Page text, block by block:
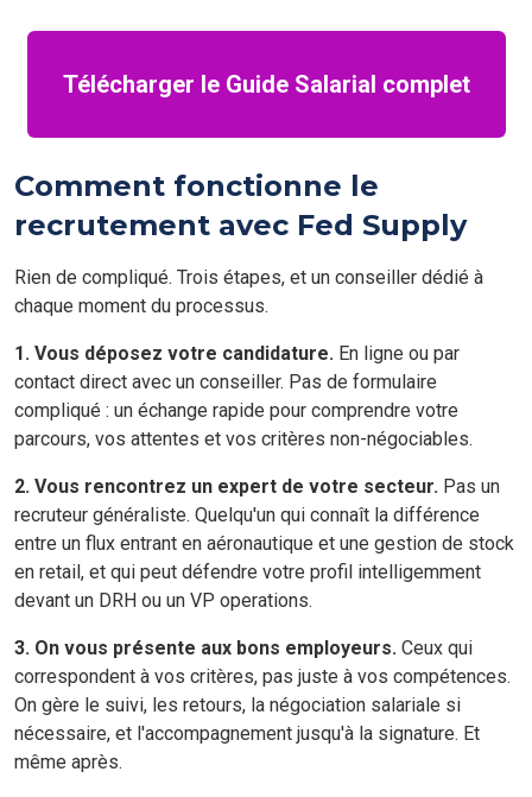
Télécharger le Guide Salarial complet
Comment fonctionne le
recrutement avec Fed Supply
Rien de compliqué. Trois étapes, et un conseiller dédié à
chaque moment du processus.
1. Vous déposez votre candidature. En ligne ou par
contact direct avec un conseiller. Pas de formulaire
compliqué : un échange rapide pour comprendre votre
parcours, vos attentes et vos critères non-négociables.
2. Vous rencontrez un expert de votre secteur. Pas un
recruteur généraliste. Quelqu'un qui connaît la différence
entre un flux entrant en aéronautique et une gestion de stock
en retail, et qui peut défendre votre profil intelligemment
devant un DRH ou un VP operations.
3. On vous présente aux bons employeurs. Ceux qui
correspondent à vos critères, pas juste à vos compétences.
On gère le suivi, les retours, la négociation salariale si
nécessaire, et l'accompagnement jusqu'à la signature. Et
même après.